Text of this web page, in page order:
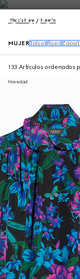
What's New New In
MUJERBolsos Ropa
133 Artículos ordenados
Novedad